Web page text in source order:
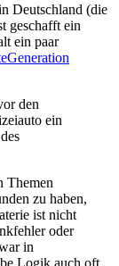
Deutschland (die
geschafft ein
ein paar
den
ein
Themen
zu haben,
ist nicht
oder
in
Logik auch oft